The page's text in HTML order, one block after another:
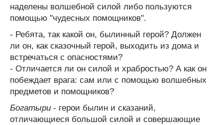
наделены волшебной силой либо пользуются
помощью "чудесных помощников".
- Ребята, так какой он, былинный герой? Должен
ли он, как сказочный герой, выходить из дома и
встречаться с опасностями?
- Отличается ли он силой и храбростью? А как он
побеждает врага: сам или с помощью волшебных
предметов и помощников?
Богатыри - герои былин и сказаний,
отличающиеся большой силой и совершающие